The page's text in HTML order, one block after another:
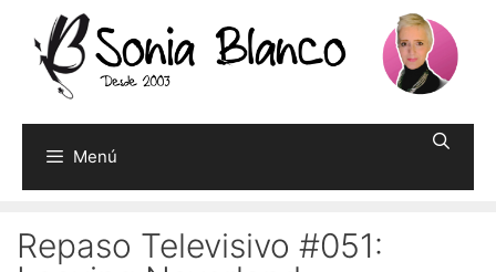
contenido
Menú
Repaso Televisivo #051: